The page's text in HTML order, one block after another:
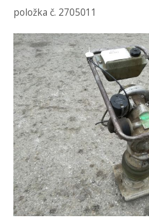
položka č. 2705011